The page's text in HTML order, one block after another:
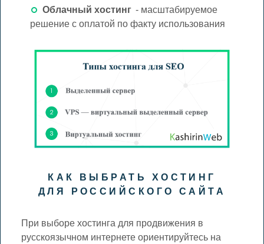
Облачный хостинг - масштабируемое
решение с оплатой по факту использования
КАК ВЫБРАТЬ ХОСТИНГ
ДЛЯ РОССИЙСКОГО САЙТА
При выборе хостинга для продвижения в
русскоязычном интернете ориентируйтесь на